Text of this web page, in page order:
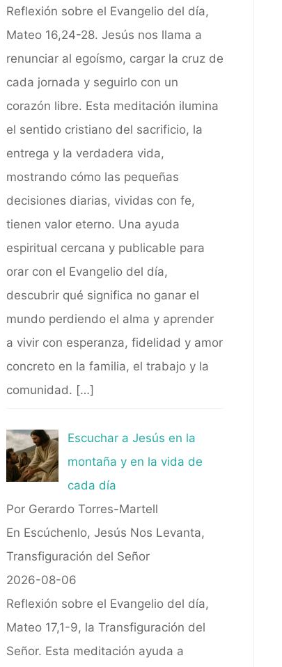
Reflexión sobre el Evangelio del día,
Mateo 16,24-28. Jesús nos llama a
renunciar al egoísmo, cargar la cruz de
cada jornada y seguirlo con un
corazón libre. Esta meditación ilumina
el sentido cristiano del sacrificio, la
entrega y la verdadera vida,
mostrando cómo las pequeñas
decisiones diarias, vividas con fe,
tienen valor eterno. Una ayuda
espiritual cercana y publicable para
orar con el Evangelio del día,
descubrir qué significa no ganar el
mundo perdiendo el alma y aprender
a vivir con esperanza, fidelidad y amor
concreto en la familia, el trabajo y la
comunidad. […]
Escuchar a Jesús en la
montaña y en la vida de
cada día
Por Gerardo Torres-Martell
En Escúchenlo, Jesús Nos Levanta,
Transfiguración del Señor
2026-08-06
Reflexión sobre el Evangelio del día,
Mateo 17,1-9, la Transfiguración del
Señor. Esta meditación ayuda a